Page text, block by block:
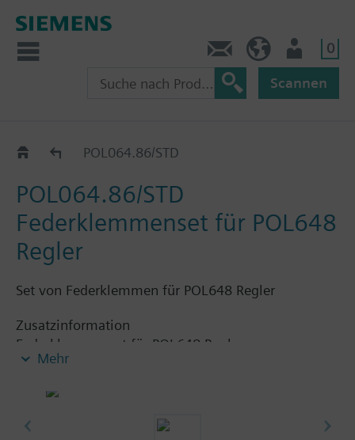
0
Scannen
ZubehörPOL064.86/STD
POL064.86/STD
Federklemmenset für POL648
Regler
Set von Federklemmen für POL648 Regler
Zusatzinformation
Federklemmenset für POL648 Regler
Mehr